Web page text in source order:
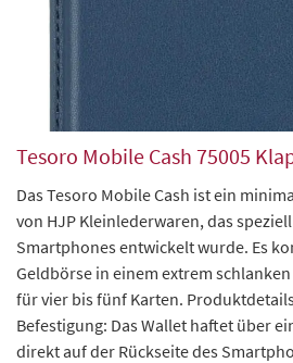
Tesoro Mobile Cash 75005
Das Tesoro Mobile Cash ist ein
von HJP Kleinlederwaren, das
Smartphones entwickelt wurde. Es
Geldbörse in einem extrem
für vier bis fünf Karten.
Befestigung: Das Wallet haftet über
direkt auf der Rückseite des